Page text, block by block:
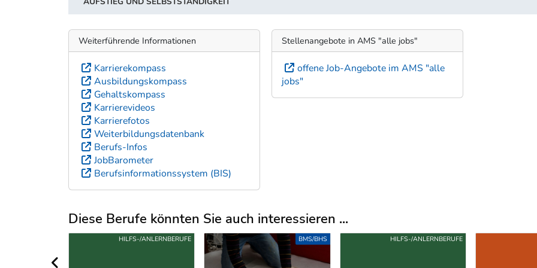
Weiterführende Informationen
Karrierekompass
Ausbildungskompass
Gehaltskompass
Karrierevideos
Karrierefotos
Weiterbildungsdatenbank
Berufs-Infos
JobBarometer
Berufsinformationssystem (BIS)
Stellenangebote in AMS "alle jobs"
offene Job-Angebote im AMS "alle
jobs"
Diese Berufe könnten Sie auch interessieren ...
Uber weitere Berufsvorschläge
BMS/BHS HILFS-/ANLERNBERUFE LEHRE